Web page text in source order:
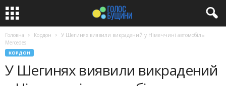
Головна Кордон
У Шегинях виявили викрадений у Німеччині автомобіль
Mercedes
КОРДОН
У Шегинях виявили викрадений